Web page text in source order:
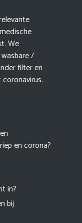
We
/
filter en
en corona?
in?
bij